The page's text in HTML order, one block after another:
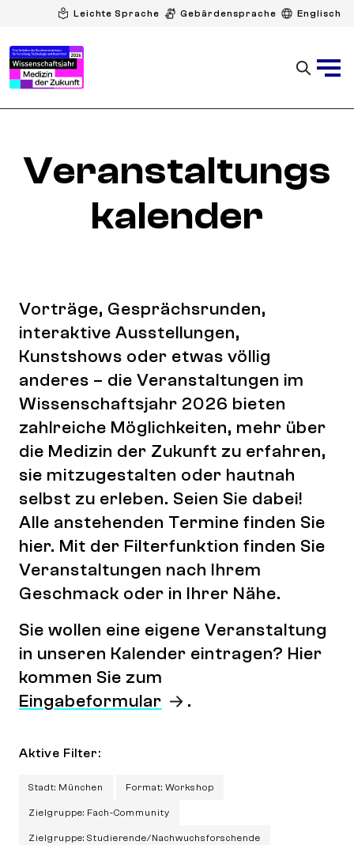
Leichte Sprache Gebärdensprache Englisch
Veranstaltungs
kalender
Vorträge, Gesprächsrunden,
interaktive Ausstellungen,
Kunstshows oder etwas völlig
anderes – die Veranstaltungen im
Wissenschaftsjahr 2026 bieten
zahlreiche Möglichkeiten, mehr über
die Medizin der Zukunft zu erfahren,
sie mitzugestalten oder hautnah
selbst zu erleben. Seien Sie dabei!
Alle anstehenden Termine finden Sie
hier. Mit der Filterfunktion finden Sie
Veranstaltungen nach Ihrem
Geschmack oder in Ihrer Nähe.
Sie wollen eine eigene Veranstaltung
in unseren Kalender eintragen? Hier
kommen Sie zum
Eingabeformular
.
Aktive Filter:
Stadt: München Format: Workshop
Zielgruppe: Fach-Community
Zielgruppe: Studierende/Nachwuchsforschende